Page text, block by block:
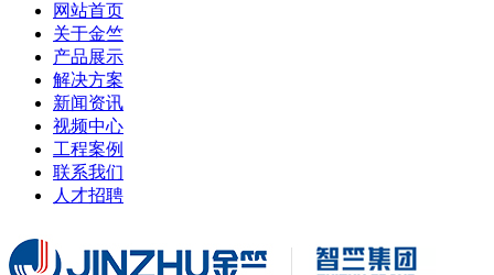
网站首页
关于金竺
产品展示
解决方案
新闻资讯
视频中心
工程案例
联系我们
人才招聘